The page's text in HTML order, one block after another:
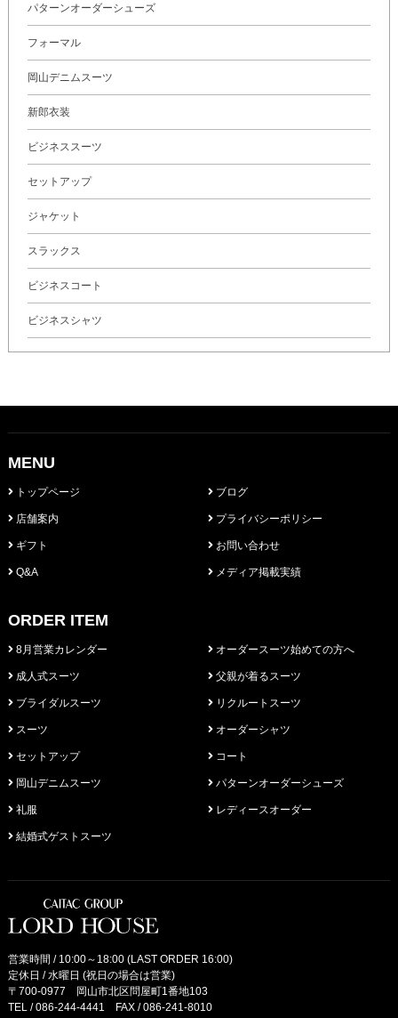
パターンオーダーシューズ
フォーマル
岡山デニムスーツ
新郎衣装
ビジネススーツ
セットアップ
ジャケット
スラックス
ビジネスコート
ビジネスシャツ
MENU
トップページ
店舗案内
ギフト
Q&A
ブログ
プライバシーポリシー
お問い合わせ
メディア掲載実績
ORDER ITEM
8月営業カレンダー
成人式スーツ
ブライダルスーツ
スーツ
セットアップ
岡山デニムスーツ
礼服
結婚式ゲストスーツ
オーダースーツ始めての方へ
父親が着るスーツ
リクルートスーツ
オーダーシャツ
コート
パターンオーダーシューズ
レディースオーダー
営業時間 / 10:00～18:00 (LAST ORDER 16:00)
定休日 / 水曜日 (祝日の場合は営業)
〒700-0977 岡山市北区問屋町1番地103
TEL /086-244-4441 FAX / 086-241-8010